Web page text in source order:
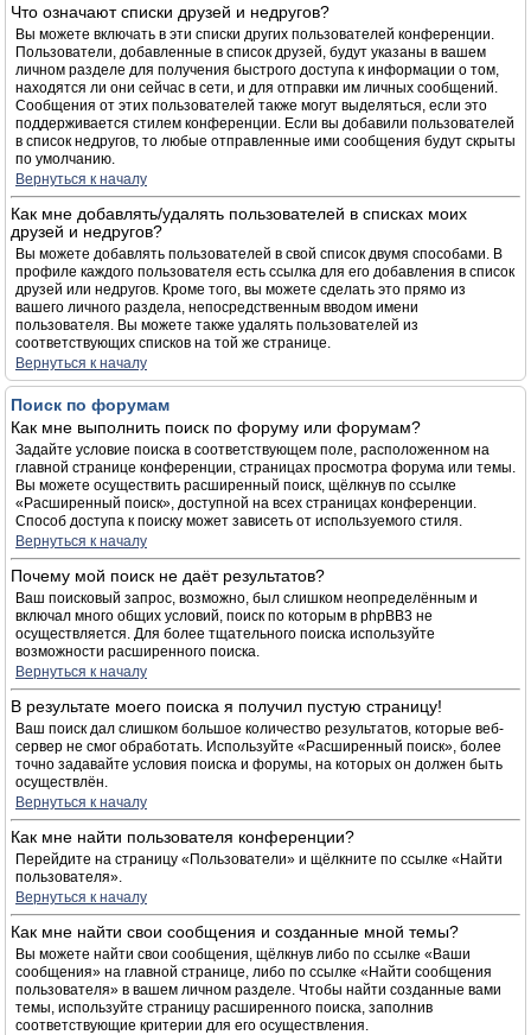
Что означают списки друзей и недругов?
Вы можете включать в эти списки других пользователей конференции.
Пользователи, добавленные в список друзей, будут указаны в вашем
личном разделе для получения быстрого доступа к информации о том,
находятся ли они сейчас в сети, и для отправки им личных сообщений.
Сообщения от этих пользователей также могут выделяться, если это
поддерживается стилем конференции. Если вы добавили пользователей
в список недругов, то любые отправленные ими сообщения будут скрыты
по умолчанию.
Вернуться к началу
Как мне добавлять/удалять пользователей в списках моих
друзей и недругов?
Вы можете добавлять пользователей в свой список двумя способами. В
профиле каждого пользователя есть ссылка для его добавления в список
друзей или недругов. Кроме того, вы можете сделать это прямо из
вашего личного раздела, непосредственным вводом имени
пользователя. Вы можете также удалять пользователей из
соответствующих списков на той же странице.
Вернуться к началу
Поиск по форумам
Как мне выполнить поиск по форуму или форумам?
Задайте условие поиска в соответствующем поле, расположенном на
главной странице конференции, страницах просмотра форума или темы.
Вы можете осуществить расширенный поиск, щёлкнув по ссылке
«Расширенный поиск», доступной на всех страницах конференции.
Способ доступа к поиску может зависеть от используемого стиля.
Вернуться к началу
Почему мой поиск не даёт результатов?
Ваш поисковый запрос, возможно, был слишком неопределённым и
включал много общих условий, поиск по которым в phpBB3 не
осуществляется. Для более тщательного поиска используйте
возможности расширенного поиска.
Вернуться к началу
В результате моего поиска я получил пустую страницу!
Ваш поиск дал слишком большое количество результатов, которые веб-
сервер не смог обработать. Используйте «Расширенный поиск», более
точно задавайте условия поиска и форумы, на которых он должен быть
осуществлён.
Вернуться к началу
Как мне найти пользователя конференции?
Перейдите на страницу «Пользователи» и щёлкните по ссылке «Найти
пользователя».
Вернуться к началу
Как мне найти свои сообщения и созданные мной темы?
Вы можете найти свои сообщения, щёлкнув либо по ссылке «Ваши
сообщения» на главной странице, либо по ссылке «Найти сообщения
пользователя» в вашем личном разделе. Чтобы найти созданные вами
темы, используйте страницу расширенного поиска, заполнив
соответствующие критерии для его осуществления.